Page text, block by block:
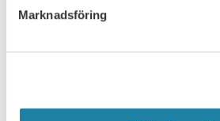
Marknadsföring